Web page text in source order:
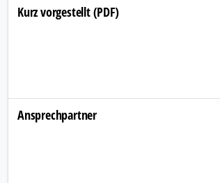
Kurz vorgestellt (PDF)
Ansprechpartner